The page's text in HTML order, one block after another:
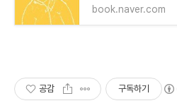
book.naver.com
공감 구독하기